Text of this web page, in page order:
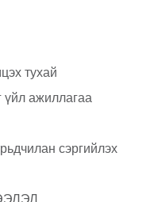
тухай
үйл ажиллагаа
сэргийлэх